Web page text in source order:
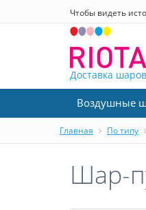
Чтобы видеть
Доставка
Воздушные
Главная По типу
Шар-